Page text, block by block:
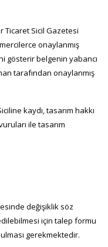
Ticaret Sicil Gazetesi
onaylanmış
gösterir belgenin yabancı
tarafından onaylanmış
kaydı, tasarım hakkı
ile tasarım
değişiklik söz
için talep formu
gerekmektedir.